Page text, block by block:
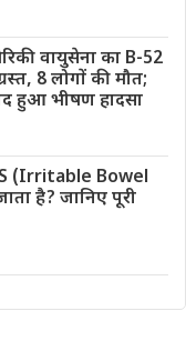
वायुसेना का B-52
8 लोगों की मौत;
हुआ भीषण हादसा
(Irritable Bowel
है? जानिए पूरी